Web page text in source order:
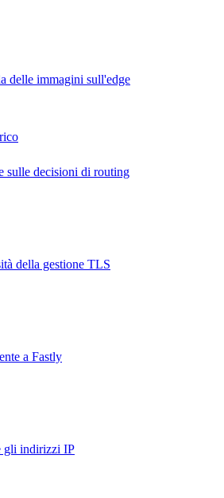
delle immagini sull'edge
sulle decisioni di routing
della gestione TLS
a Fastly
gli indirizzi IP